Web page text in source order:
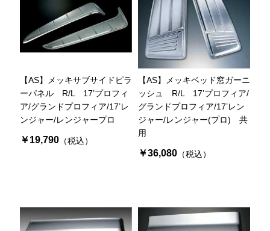
【AS】メッキサブサイドピラ
ーパネル R/L 17’プロフィ
ア/グランドプロフィア/17’レ
ンジャー/レンジャープロ
￥19,790（税込）
【AS】メッキベッド窓ガーニ
ッシュ R/L 17’プロフィア/
グランドプロフィア/17’レン
ジャー/レンジャー(プロ) 共
用
￥36,080（税込）